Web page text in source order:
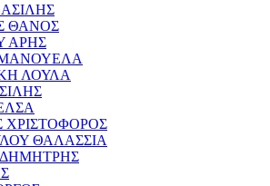
ΘΑΝΟΣ
ΑΡΗΣ
ΛΟΥΛΑ
ΧΡΙΣΤΟΦΟΡΟΣ
ΘΑΛΑΣΣΙΑ